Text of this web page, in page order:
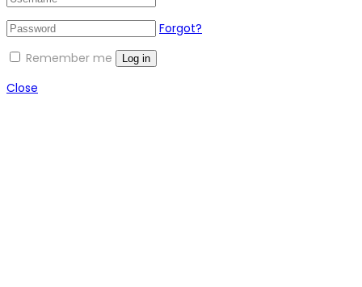
Forgot?
Remember me
Log in
Close